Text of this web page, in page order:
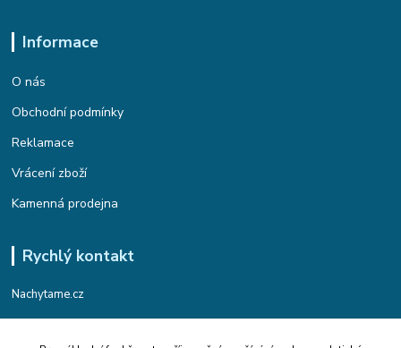
Informace
O nás
Obchodní podmínky
Reklamace
Vrácení zboží
Kamenná prodejna
Rychlý kontakt
Nachytame.cz
Telefon : +420 774 912 435